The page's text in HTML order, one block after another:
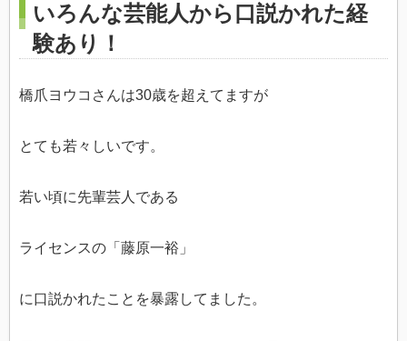
いろんな芸能人から口説かれた経
験あり！
橋爪ヨウコさんは30歳を超えてますが
とても若々しいです。
若い頃に先輩芸人である
ライセンスの「藤原一裕」
に口説かれたことを暴露してました。